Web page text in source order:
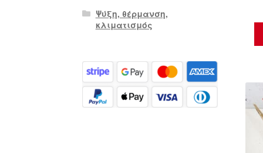
Ψύξη, θέρμανση,
κλιματισμός